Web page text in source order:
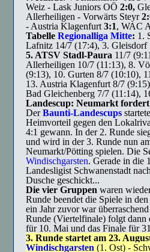
Weiz - Lask Juniors OÖ 2:0,
Allerheiligen - Vorwärts Steyr
- Austria Klagenfurt 3:1, WAC
Tabelle Regionalliga Mitte: 1.
Lafnitz 14/7 (17:4), 3. Gleisdorf
5. ATSV Stadl-Paura 11/7
Allerheiligen 10/7 (11:13), 8.
(9:13), 10. Gurten 8/7 (10:10),
13. Austria Klagenfurt 8/7
Bad Gleichenberg 7/7 (11:14),
Landescup: Neumarkt
DerBaunti-Landescups
Heimvorteil gegen den
4:1 gewann. In der 2. Runde
und wird in der 3. Runde nun
Neumarkt/Pötting spielen. Die
Windischgarsten. Gerade in die
Landesligist Schwanenstadt
Dusche geschickt...
Die vier Gruppen waren
Runde beendet die Spiele in
ein Jahr zuvor war
Runde (Viertelfinale) folgt dann
für 10. Mai und das Finale für
3. Runde startet am 23.
Windischgarsten (1. Ost) -